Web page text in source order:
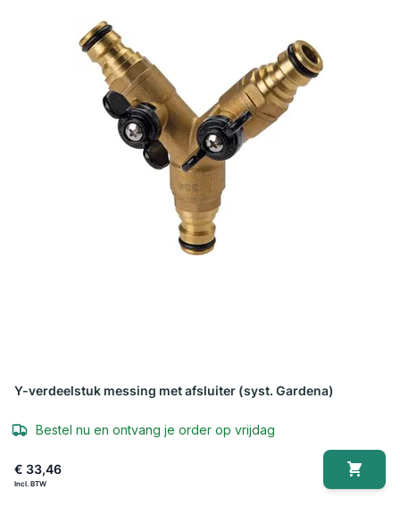
Y-verdeelstuk messing met afsluiter (syst. Gardena)
Bestel nu en ontvang je order op vrijdag
€ 33,46